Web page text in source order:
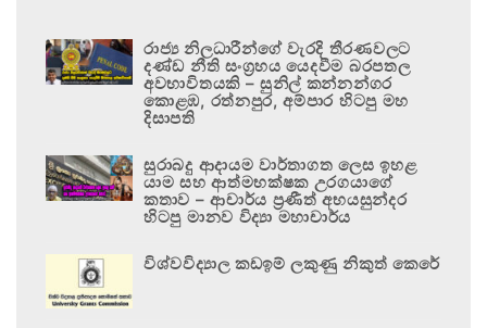
රාජ්‍ය නිලධාරීන්ගේ වැරදි තීරණවලට
දණ්ඩ නීති සංග්‍රහය යෙදවීම බරපතල
අවභාවිතයකි – සුනිල් කන්නන්ගර
කොළඹ, රත්නපුර, අම්පාර හිටපු මහ
දිසාපති
සුරාබදු ආදායම වාර්තාගත ලෙස ඉහළ
යාම සහ ආත්මභක්ෂක උරගයාගේ
කතාව – ආචාර්ය ප්‍රණීත් අභයසුන්දර
හිටපු මානව විද්‍යා මහාචාර්ය
විශ්වවිද්‍යාල කඩඉම් ලකුණු නිකුත් කෙරේ